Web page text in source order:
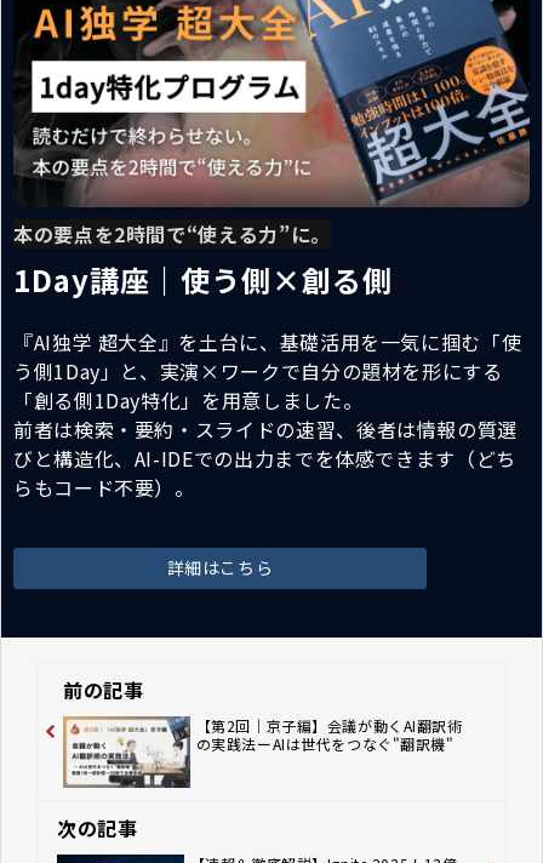
本の要点を2時間で“使える力”に。
1Day講座｜使う側×創る側
『AI独学 超大全』を土台に、基礎活用を一気に掴む「使
う側1Day」と、実演×ワークで自分の題材を形にする
「創る側1Day特化」を用意しました。
前者は検索・要約・スライドの速習、後者は情報の質選
びと構造化、AI-IDEでの出力までを体感できます（どち
らもコード不要）。
詳細はこちら
前の記事
【第2回｜京子編】会議が動くAI翻訳術
の実践法ーAIは世代をつなぐ"翻訳機"
次の記事